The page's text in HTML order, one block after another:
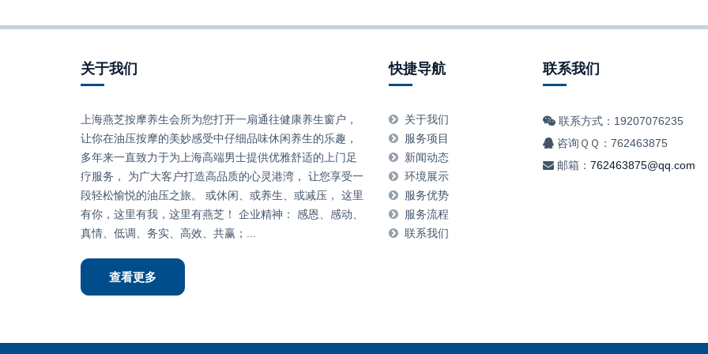
关于我们
上海燕芝按摩养生会所为您打开一扇通往健康养生窗户，
让你在油压按摩的美妙感受中仔细品味休闲养生的乐趣，
多年来一直致力于为上海高端男士提供优雅舒适的上门足
疗服务， 为广大客户打造高品质的心灵港湾， 让您享受一
段轻松愉悦的油压之旅。 或休闲、或养生、或减压， 这里
有你，这里有我，这里有燕芝！ 企业精神： 感恩、感动、
真情、低调、务实、高效、共赢；...
查看更多
快捷导航
关于我们
服务项目
新闻动态
环境展示
服务优势
服务流程
联系我们
联系我们
联系方式：19207076235
咨询ＱＱ：762463875
邮箱： 762463875@qq.com